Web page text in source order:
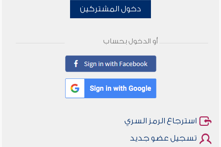
دخول المشتركين
أو الدخول بحساب
استرجاع الرمز السري
تسجيل عضو جديد